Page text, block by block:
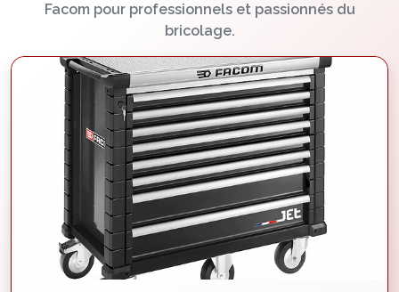
Facom pour professionnels et passionnés du
bricolage.